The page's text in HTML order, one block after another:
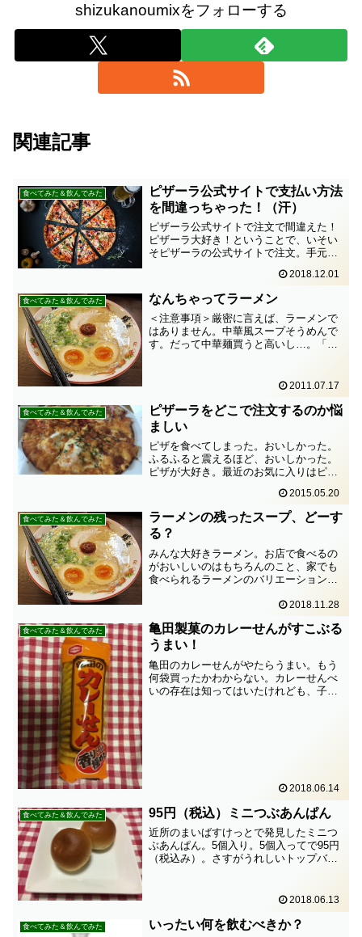
shizukanoumixをフォローする
関連記事
食べてみた＆飲んでみた
ピザーラ公式サイトで支払い方法
を間違っちゃった！（汗）
ピザーラ公式サイトで注文で間違えた！
ピザーラ大好き！ということで、いそい
そピザーラの公式サイトで注文。手元に
行くのもおっくうだから、クレジットカ
ードで食べちゃおう。ということで公式
サイトからいつものように...
2018.12.01
食べてみた＆飲んでみた なんちゃってラーメン
＜注意事項＞厳密に言えば、ラーメンで
はありません。中華風スープそうめんで
す。だって中華麺買うと高いし…。「な
（「鳥ガラスープの素」または「中華味
2011.07.17
食べてみた＆飲んでみた
ピザーラをどこで注文するのか悩
ましい
ピザを食べてしまった。おいしかった。
ふるふると震えるほど、おいしかった。
ピザが大好き。最近のお気に入りはピザ
のは今のところ3種類。1.電話でピザーラ
いっちばんオーソドックスな方法。セコ
イが電話料金がかかる...
2015.05.20
食べてみた＆飲んでみた
ラーメンの残ったスープ、どーす
る？
みんな大好きラーメン。お店で食べるの
がおいしいのはもちろんのこと、家でも
食べられるラーメンのバリエーションは
ップ麺。スーパーマーケットのチルドコ
ーナーに置いてある3食入りや、一食の入
りの生麺タイプ。銀色の...
2018.11.28
食べてみた＆飲んでみた
亀田製菓のカレーせんがすこぶる
うまい！
亀田のカレーせんがやたらうまい。もう
何袋買ったかわからない。カレーせんべ
いの存在は知ってはいたけれども、子供
2018.06.14
食べてみた＆飲んでみた 95円（税込）ミニつぶあんぱん
近所のまいばすけっとで発見したミニつ
ぶあんぱん。5個入り。5個入ってで95円
（税込み）。さすがうれしいトップバリ
ニサイズなので、ついつい2～3個ぺろり
2018.06.13
食べてみた＆飲んでみた いったい何を飲むべきか？